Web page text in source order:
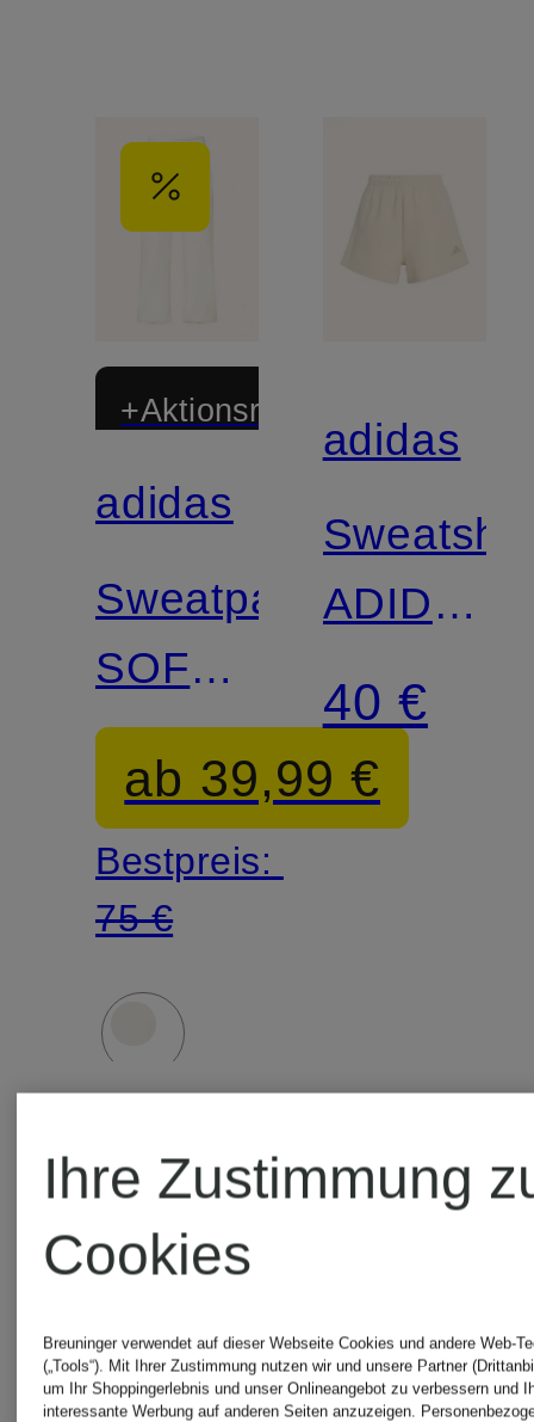
+Aktionsrabatt
Zertifiziert
adidas
Sweatpants
SOFT
LUX
LOOSE
ab 39,99 €
Bestpreis:
75 €
adidas
ADIDAS
KIT
40 €
Ihre Zustimmung
Cookies
Breuninger verwendet auf dieser Webseite Cookies und andere Web-
(„Tools“). Mit Ihrer Zustimmung nutzen wir und unsere Partner
um Ihr Shoppingerlebnis und unser Onlineangebot zu verbessern und
interessante Werbung auf anderen Seiten anzuzeigen.